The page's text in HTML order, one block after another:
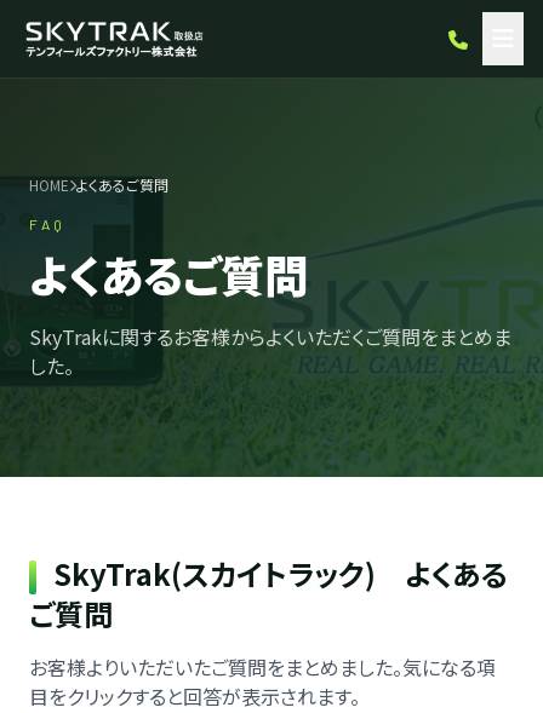
HOME よくあるご質問
FAQ
よくあるご質問
SkyTrakに関するお客様からよくいただくご質問をまとめま
した。
SkyTrak(スカイトラック) よくある
ご質問
お客様よりいただいたご質問をまとめました。気になる項
目をクリックすると回答が表示されます。